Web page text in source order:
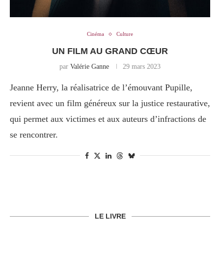
Cinéma Culture
UN FILM AU GRAND CŒUR
par Valérie Ganne 29 mars 2023
Jeanne Herry, la réalisatrice de l’émouvant Pupille,
revient avec un film généreux sur la justice restaurative,
qui permet aux victimes et aux auteurs d’infractions de
se rencontrer.
LE LIVRE